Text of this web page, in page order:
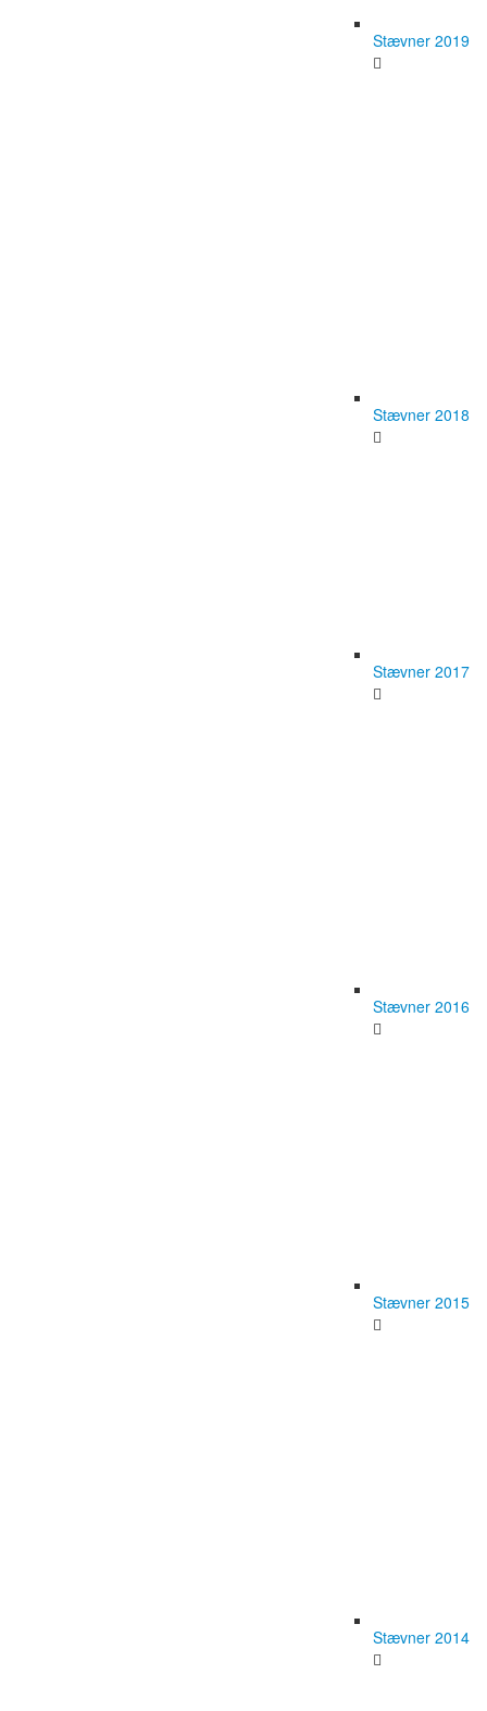
Stævner 2019
Stævner 2018
Stævner 2017
Stævner 2016
Stævner 2015
Stævner 2014